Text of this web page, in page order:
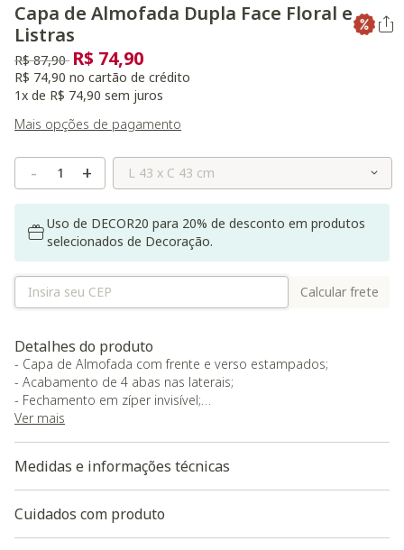
Capa de Almofada Dupla Face Floral e
Listras
Preço reduzido de
R$ 87,90 para
R$ 74,90
R$ 74,90 no cartão de crédito
1x de R$ 74,90 sem juros
Mais opções de pagamento
- + Selecione o Tamanho
Uso de DECOR20 para 20% de desconto em produtos
selecionados de Decoração.
Calcular frete
Detalhes do produto
- Capa de Almofada com frente e verso estampados;
- Acabamento de 4 abas nas laterais;
- Fechamento em zíper invisível;
- Garantia do fornecedor de 90 dias contra defeitos de
um produto feito artesanalmente, podem ocorrer pequenas
variações na cor e tamanho do produto final;
- O Westwing Collection se une à artista Isabela de Oliveira em
uma collab encantadora que celebra o Brasil por meio de
cores e formas cheias de personalidade! Com olhar único e
Ver mais
Medidas e informações técnicas
Cuidados com produto